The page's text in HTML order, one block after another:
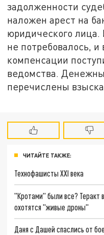
задолженности
наложен арест на
юридического
не потребовалось, и
компенсации
ведомства.
перечислены
ЧИТАЙТЕ ТАКЖЕ:
Технофашисты XXI века
"Кротами" были все? Теракт
охотятся "живые дроны"
Даня с Дашей спаслись от